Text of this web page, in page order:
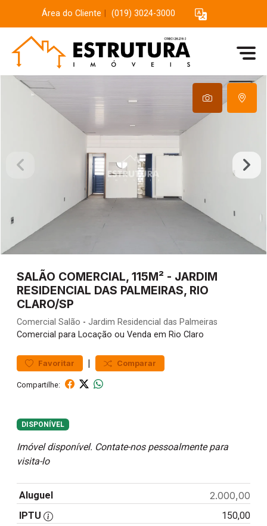
Área do Cliente (019) 3024-3000
SALÃO COMERCIAL, 115M² - JARDIM
RESIDENCIAL DAS PALMEIRAS, RIO
CLARO/SP
Comercial Salão - Jardim Residencial das Palmeiras
Comercial para Locação ou Venda em Rio Claro
Favoritar | Comparar
Compartilhe:
DISPONÍVEL
Imóvel disponível. Contate-nos pessoalmente para
visita-lo
Aluguel 2.000,00
IPTU
150,00